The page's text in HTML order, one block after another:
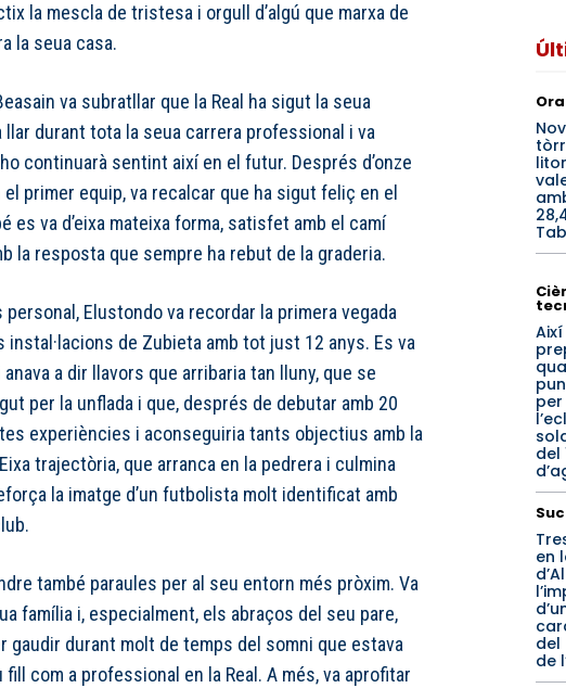
la mescla de tristesa i orgull d’algú que marxa de
la seua casa.
va subratllar que la Real ha sigut la seua
llar durant tota la seua carrera professional i va
continuarà sentint així en el futur. Després d’onze
primer equip, va recalcar que ha sigut feliç en el
es va d’eixa mateixa forma, satisfet amb el camí
la resposta que sempre ha rebut de la graderia.
personal, Elustondo va recordar la primera vegada
instal·lacions de Zubieta amb tot just 12 anys. Es va
a dir llavors que arribaria tan lluny, que se
per la unflada i que, després de debutar amb 20
experiències i aconseguiria tants objectius amb la
trajectòria, que arranca en la pedrera i culmina
la imatge d’un futbolista molt identificat amb
també paraules per al seu entorn més pròxim. Va
família i, especialment, els abraços del seu pare,
gaudir durant molt de temps del somni que estava
com a professional en la Real. A més, va aprofitar
del
en
del
de